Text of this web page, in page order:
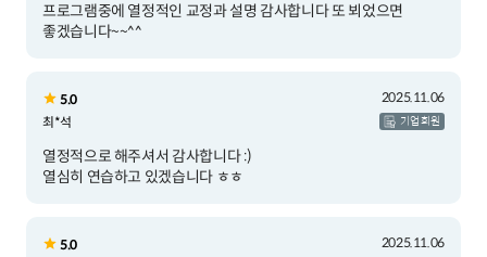
프로그램중에 열정적인 교정과 설명 감사합니다 또 뵈었으면
좋겠습니다~~^^
5.0
2025.11.06
최*석
기업 회원
열정적으로 해주셔서 감사합니다 :)
열심히 연습하고 있겠습니다 ㅎㅎ
5.0
2025.11.06